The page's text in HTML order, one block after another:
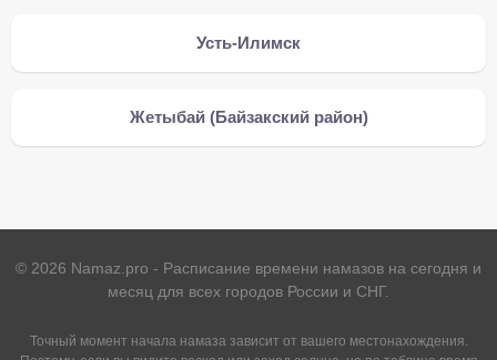
Усть-Илимск
Жетыбай (Байзакский район)
© 2026 Namaz.pro - Расписание времени намазов на сегодня и
месяц для всех городов России и СНГ.
Точный момент начала намаза зависит от вашего местонахождения.